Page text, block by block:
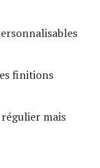
finitions
régulier mais